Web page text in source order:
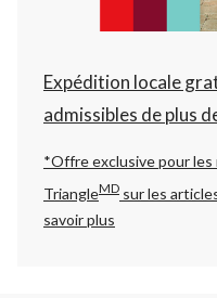
Expédition locale
admissibles de plus
*Offre exclusive pour les
TriangleMD sur les
savoir plus